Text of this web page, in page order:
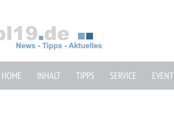
HOME INHALT TIPPS SERVICE